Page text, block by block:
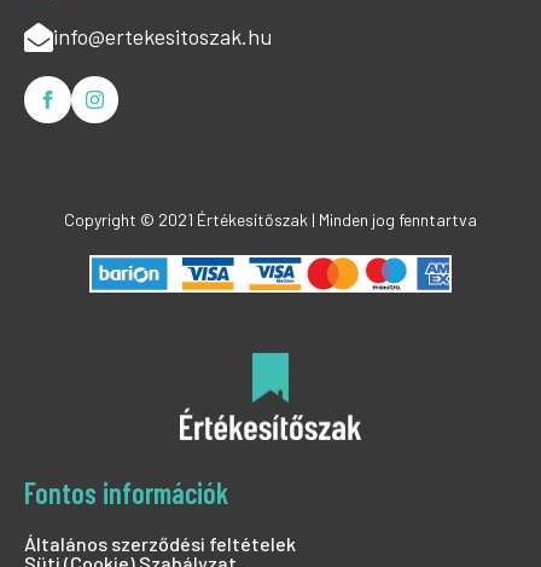
info@ertekesitoszak.hu
Copyright © 2021 Értékesítőszak | Minden jog fenntartva
Fontos információk
Általános szerződési feltételek